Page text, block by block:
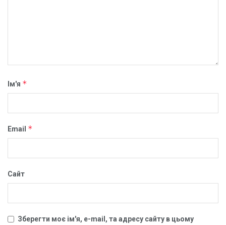
Ім'я *
Email *
Сайт
Зберегти моє ім'я, e-mail, та адресу сайту в цьому